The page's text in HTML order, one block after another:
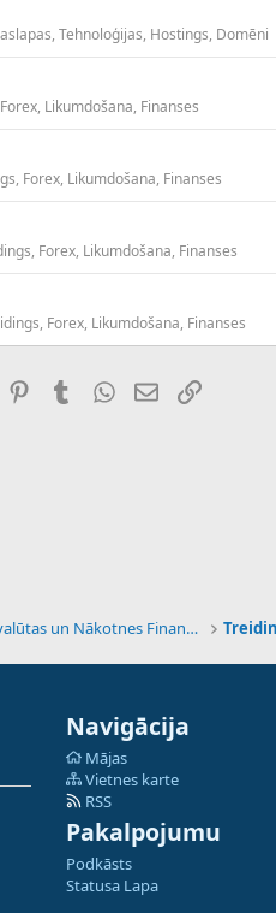
Tehnoloģijas, Hostings, Domēni
Likumdošana, Finanses
Forex, Likumdošana, Finanses
Forex, Likumdošana, Finanses
Forex, Likumdošana, Finanses
Reddit PinterestTumblrWhatsApp
E-pastsSaiti
Tehnoloģijas, Kriptovalūtas un Nākotnes Finanses
Navigācija
Mājas
Vietnes karte
RSS
Pakalpojumu
Podkāsts
Statusa Lapa